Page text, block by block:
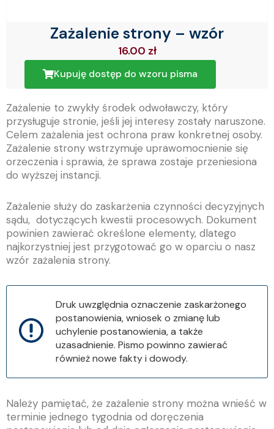
Zażalenie strony – wzór
16.00 zł
Kupuję dostęp do wzoru pisma
Zażalenie to zwykły środek odwoławczy, który
przysługuje stronie, jeśli jej interesy zostały naruszone.
Celem zażalenia jest ochrona praw konkretnej osoby.
Zażalenie strony wstrzymuje uprawomocnienie się
orzeczenia i sprawia, że sprawa zostaje przeniesiona
do wyższej instancji.
Zażalenie służy do zaskarżenia czynności decyzyjnych
sądu, dotyczących kwestii procesowych. Dokument
powinien zawierać określone elementy, dlatego
najkorzystniej jest przygotować go w oparciu o nasz
wzór zażalenia strony.
Druk uwzględnia oznaczenie zaskarżonego
postanowienia, wniosek o zmianę lub
uchylenie postanowienia, a także
uzasadnienie. Pismo powinno zawierać
również nowe fakty i dowody.
Należy pamiętać, że zażalenie strony można wnieść w
terminie jednego tygodnia od doręczenia